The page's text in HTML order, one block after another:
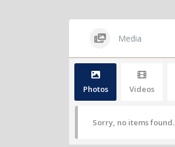
Media
Photos Videos
Sorry, no items found.